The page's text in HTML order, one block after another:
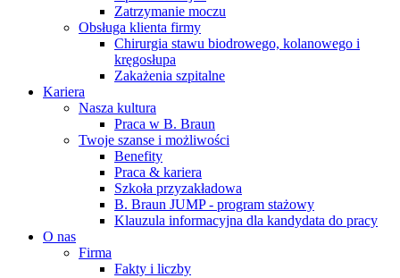
Serwis Techniczny - ATS
Przegląd i naprawa instrumentów oraz
urządzeń medycznych, zarówno w okresie gwarancji, jak i w
ramach serwisu pogwarancyjnego.
Zatrzymanie moczu
Obsługa klienta firmy
Chirurgia stawu biodrowego, kolanowego i
kręgosłupa
Zakażenia szpitalne
Kariera
Nasza kultura
Praca w B. Braun
Twoje szanse i możliwości
Benefity
Praca & kariera
Szkoła przyzakładowa
B. Braun JUMP - program stażowy
Klauzula informacyjna dla kandydata do pracy
O nas
Firma
Fakty i liczby